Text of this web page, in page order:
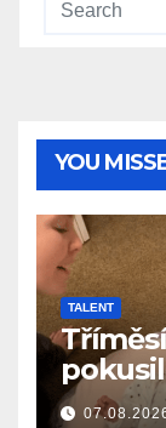
YOU
TALENT
a